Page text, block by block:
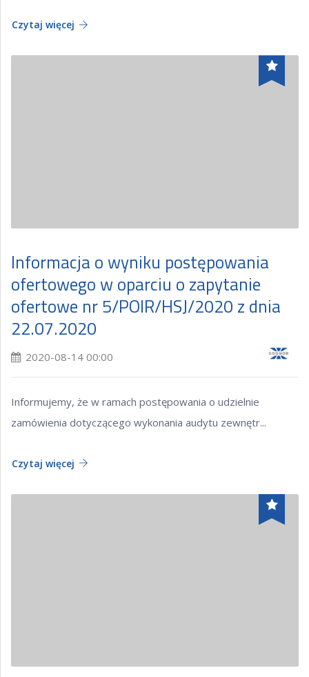
Czytaj więcej
Informacja o wyniku postępowania
ofertowego w oparciu o zapytanie
ofertowe nr 5/POIR/HSJ/2020 z dnia
22.07.2020
2020-08-14 00:00
Informujemy, że w ramach postępowania o udzielnie
zamówienia dotyczącego wykonania audytu zewnętr...
Czytaj więcej